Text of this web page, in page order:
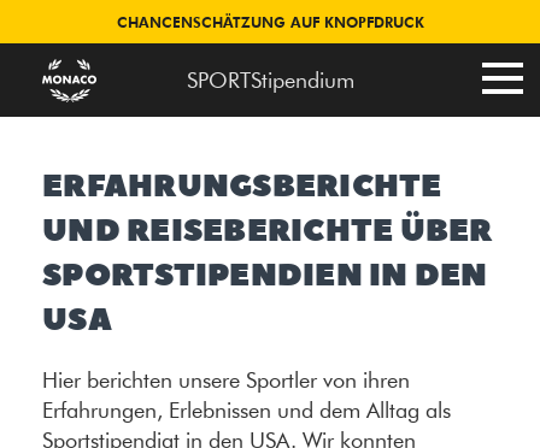
CHANCENSCHÄTZUNG AUF KNOPFDRUCK
SPORTStipendium
ERFAHRUNGSBERICHTE
UND REISEBERICHTE ÜBER
SPORTSTIPENDIEN IN DEN
USA
Hier berichten unsere Sportler von ihren
Erfahrungen, Erlebnissen und dem Alltag als
Sportstipendiat in den USA. Wir konnten